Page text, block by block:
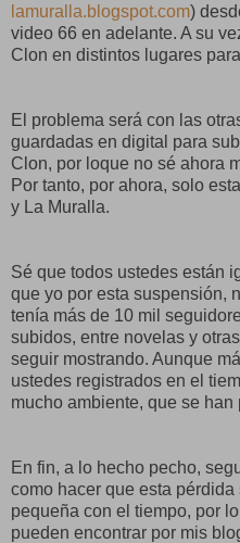
lamuralla.blogspot.com)
video 66 en adelante. A su
Clon en distintos lugares
El problema será con las
guardadas en digital para
Clon, por loque no sé ahora
Por tanto, por ahora, solo
y La Muralla.
Sé que todos ustedes están
que yo por esta suspensión,
tenía más de 10 mil
subidos, entre novelas y
seguir mostrando. Aunque
ustedes registrados en el
mucho ambiente, que se
En fin, a lo hecho pecho,
como hacer que esta
pequeña con el tiempo, por
pueden encontrar por mis